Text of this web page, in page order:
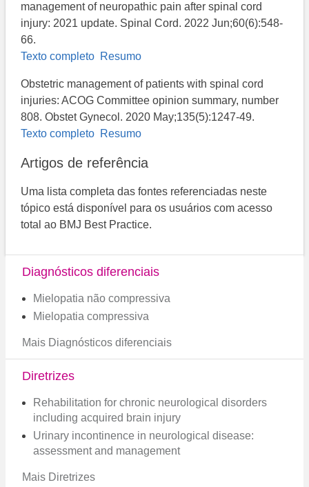
management of neuropathic pain after spinal cord
injury: 2021 update. Spinal Cord. 2022 Jun;60(6):548-
66.
Texto completo Resumo
Obstetric management of patients with spinal cord
injuries: ACOG Committee opinion summary, number
808. Obstet Gynecol. 2020 May;135(5):1247-49.
Texto completo Resumo
Artigos de referência
Uma lista completa das fontes referenciadas neste
tópico está disponível para os usuários com acesso
total ao BMJ Best Practice.
Diagnósticos diferenciais
Mielopatia não compressiva
Mielopatia compressiva
Mais Diagnósticos diferenciais
Diretrizes
Rehabilitation for chronic neurological disorders
including acquired brain injury
Urinary incontinence in neurological disease:
assessment and management
Mais Diretrizes